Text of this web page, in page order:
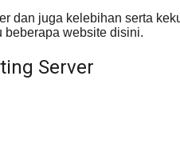
dan juga kelebihan serta
beberapa website disini.
Server